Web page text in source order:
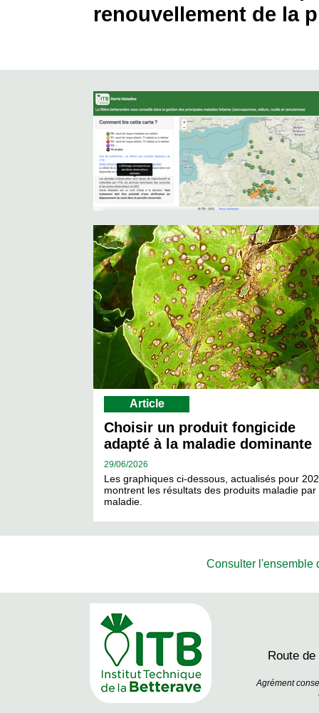
renouvellement de la
Article
Choisir un produit fongicide
adapté à la maladie dominante
29/06/2026
Les graphiques ci-dessous, actualisés pour
montrent les résultats des produits maladie par
maladie.
Consulter l'ensemble
Route
Agrément